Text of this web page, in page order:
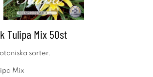
Tulipa Mix 50st
sorter.
Mix